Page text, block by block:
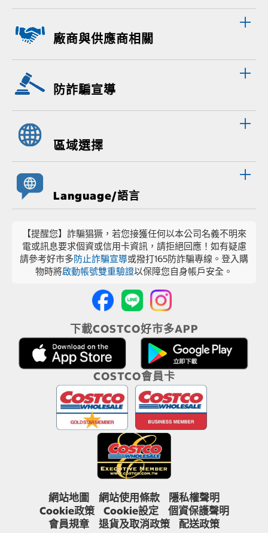
廠商與供應商相關
防詐騙宣導
區域選擇
Language/語言
【提醒您】詐騙猖獗，若您接獲任何以本公司名義不明來
電或訊息要求個資或信用卡資訊，請拒絕回應！如有疑慮
請參考好市多防止詐騙宣導或撥打165防詐騙專線。登入購
物時將啟動帳號雙重驗證以保障您自身帳戶安全。
下載COSTCO好市多APP
COSTCO會員卡
網站地圖 網站使用條款
隱私權聲明
Cookie政策
Cookie設定
個資保護聲明
會員規章
退貨及取消政策 配送政策